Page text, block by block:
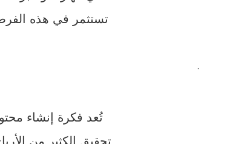
تستثمر في هذه
.
تُعد فكرة إنشاء
تحقيق الكثير من